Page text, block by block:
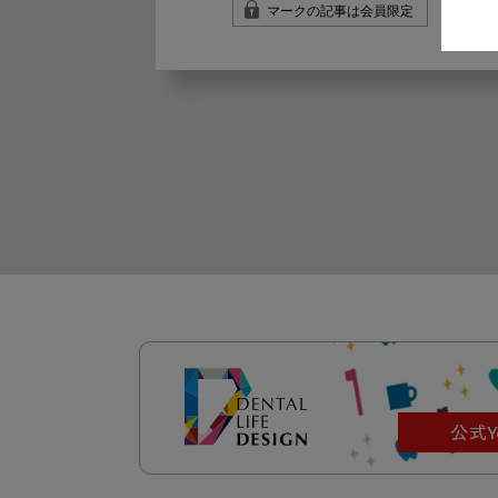
マークの記事は会員限定